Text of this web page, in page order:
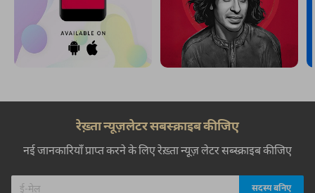
ख़ाक उगाती हैं सूरतें क्या क्या
आइनों में हैं हैरतें क्या क्या
मेरे कमरे में कैसी ख़ामुशी है